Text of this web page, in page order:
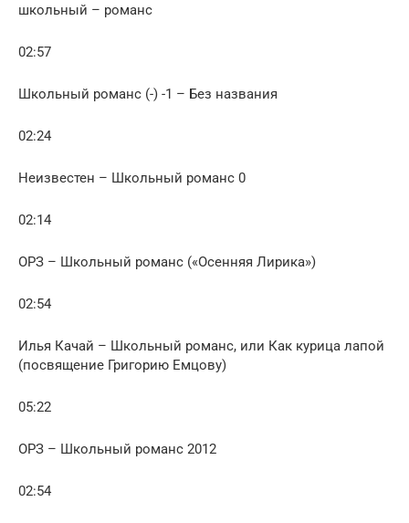
школьный – романс
02:57
Школьный романс (-) -1 – Без названия
02:24
Неизвестен – Школьный романс 0
02:14
ОРЗ – Школьный романс («Осенняя Лирика»)
02:54
Илья Качай – Школьный романс, или Как курица лапой
(посвящение Григорию Емцову)
05:22
ОРЗ – Школьный романс 2012
02:54